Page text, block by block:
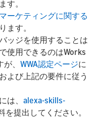
す。
ーケティングに関する
ます。
ッジを使用することは
使用できるのはWorks
、 WWA認定ページに
よび上記の要件に従う
は、 alexa-skills-
を提出してください。